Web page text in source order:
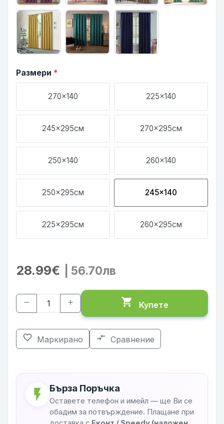
Размери *
270x140 225x140
245x295см 270x295см
250x140 260x140
250x295см 245x140
225x295см 260x295см
28.99€ | 56.70лв
remove add shopping_cart Купете
favorite_border Маркирано compare_arrows Сравнение
flash_on Бърза Поръчка
Оставете телефон и имейл — ще Ви се
обадим за потвърждение. Плащане при